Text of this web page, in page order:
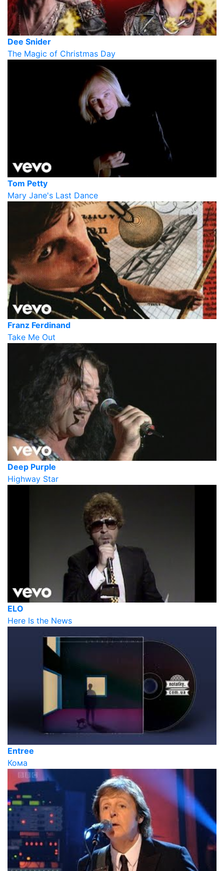
Dee Snider
The Magic of Christmas Day
Tom Petty
Mary Jane's Last Dance
Franz Ferdinand
Take Me Out
Deep Purple
Highway Star
ELO
Here Is the News
Entree
Кома